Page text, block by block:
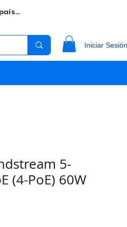
Iniciar Sesión
5-
(4-PoE) 60W